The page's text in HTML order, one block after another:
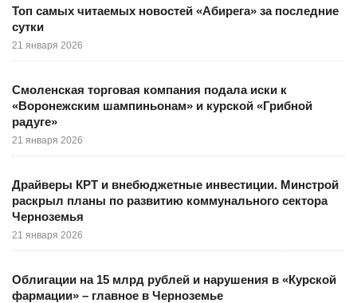
Топ самых читаемых новостей «Абирега» за последние
сутки
21 января 2026
Смоленская торговая компания подала иски к
«Воронежским шампиньонам» и курской «Грибной
радуге»
21 января 2026
Драйверы КРТ и внебюджетные инвестиции. Минстрой
раскрыл планы по развитию коммунального сектора
Черноземья
21 января 2026
Облигации на 15 млрд рублей и нарушения в «Курской
фармации» – главное в Черноземье